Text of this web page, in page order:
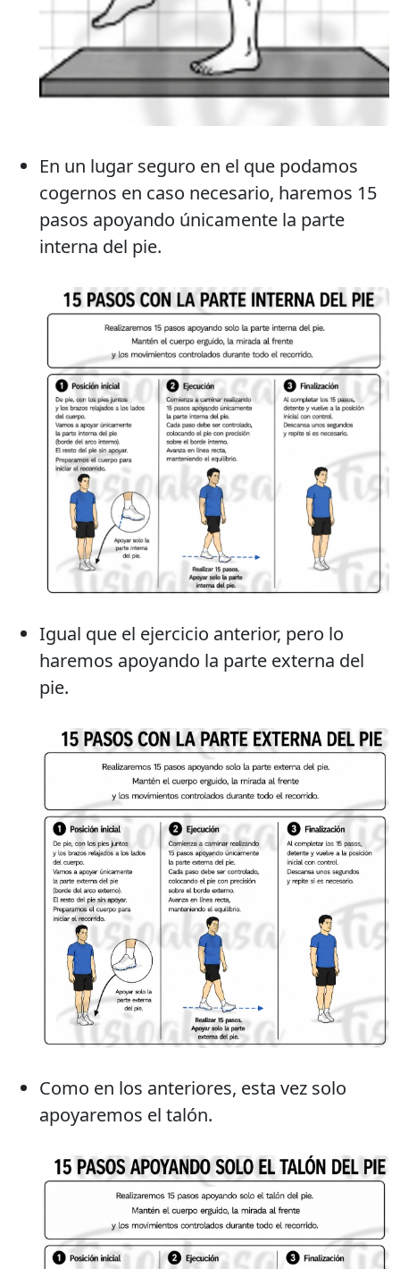
En un lugar seguro en el que podamos
cogernos en caso necesario, haremos 15
pasos apoyando únicamente la parte
interna del pie.
Igual que el ejercicio anterior, pero lo
haremos apoyando la parte externa del
pie.
Como en los anteriores, esta vez solo
apoyaremos el talón.